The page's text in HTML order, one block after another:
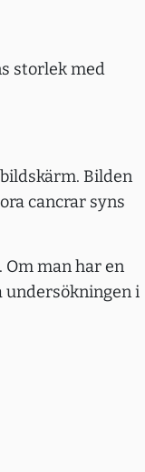
storlek med
Bilden
cancrar syns
man har en
undersökningen i